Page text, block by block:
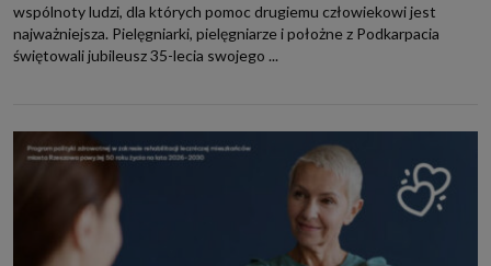
wspólnoty ludzi, dla których pomoc drugiemu człowiekowi jest
najważniejsza. Pielęgniarki, pielęgniarze i położne z Podkarpacia
świętowali jubileusz 35-lecia swojego ...